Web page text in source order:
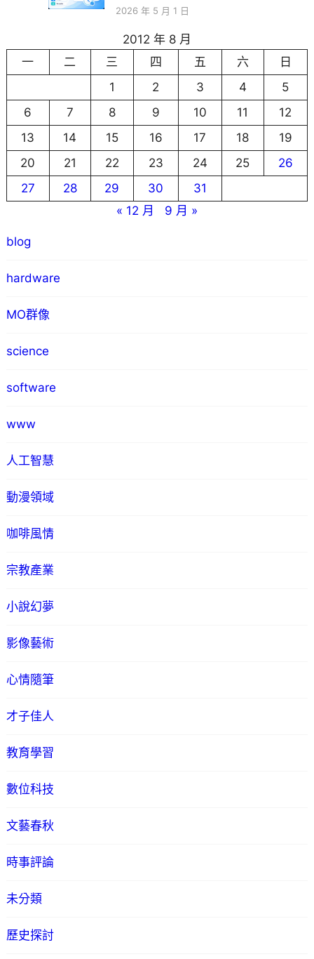
2026 年 5 月 1 日
2012 年 8 月
一
二 三 四 五 六
日
1
2 3 4
5
6
7 8 9 10 11
12
13
14 15 16 17 18
19
20
21 22 23 24 25
26
27
28 29 30
31
« 12 月
9 月 »
blog
hardware
MO群像
science
software
www
人工智慧
動漫領域
咖啡風情
宗教產業
小說幻夢
影像藝術
心情隨筆
才子佳人
教育學習
數位科技
文藝春秋
時事評論
未分類
歷史探討